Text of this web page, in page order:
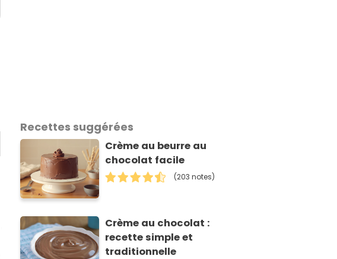
Recettes suggérées
Crème au beurre au
chocolat facile
(203 notes)
Crème au chocolat :
recette simple et
traditionnelle